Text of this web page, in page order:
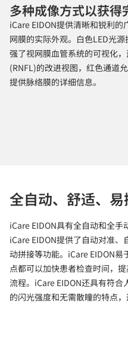
多种成像方式以获得
iCare EIDON提供清晰和锐利
网膜的实际外观。白色LED光
强了视网膜血管系统的可视化
(RNFL)的改进视图，红色通道
提供脉络膜的详细信息。
全自动、舒适、
iCare EIDON具有全自动和全手
iCare EIDON提供了自动对准
动拼接等功能。iCare EIDON
点都可以加快患者检查时间，
流程。iCare EIDON还具有符
的闪光强度和无需散瞳的特点